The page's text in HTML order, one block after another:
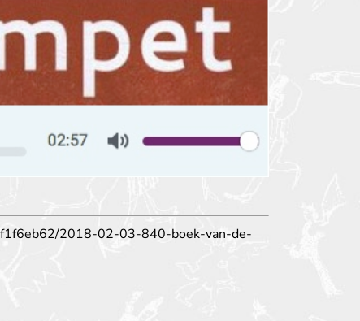
2018-02-03-840-boek-van-de-